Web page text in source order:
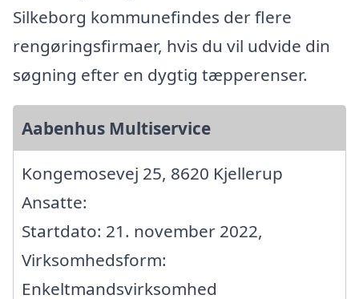
Silkeborg kommunefindes der flere
rengøringsfirmaer, hvis du vil udvide din
søgning efter en dygtig tæpperenser.
Aabenhus Multiservice
Kongemosevej 25, 8620 Kjellerup
Ansatte:
Startdato: 21. november 2022,
Virksomhedsform:
Enkeltmandsvirksomhed